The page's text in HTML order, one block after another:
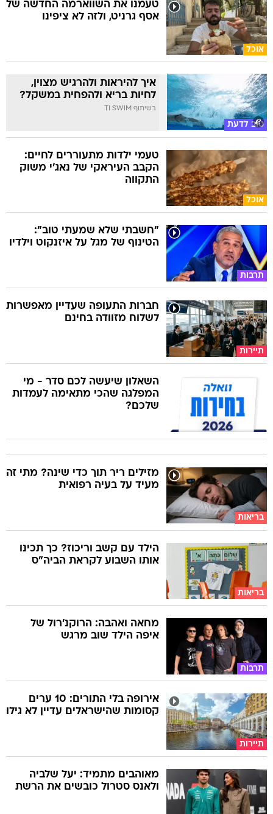
אוכל
טעמנו את השווארמה החדשה של
אסף גרניט, ולזה לא ציפינו
טוב לדעת
איך להיראות ולהרגיש מצוין,
לחיות בריא ולהפחית במשקל?
בשיתוף TI SWIM
אוכל
טעמי ילדות מתעוררים לחיים:
הקבב העיראקי של נאג׳י משוק
התקווה
תרבות
"חשבתי שלא שמעתי טוב":
הטינוף של מגל על איזנקוט וילדיו
תיירות
חברות התעופה שעדיין מאפשרות
לשלוח מזוודה בחינם
השאלון שיעשה לכם סדר - מי
המפלגה שהכי מתאימה לעמדות
שלכם?
בריאות
מזילים ריר תוך כדי שינה? מתי זה
מעיד על בעיה רפואית
בריאות
הילד עם קשב וריכוז? כך תכינו
אותו השבוע לקראת הביה"ס
תרבות
מחאה ואהבה: הרוקנ'רול של
איפה הילד שוב מרגש
תיירות
אירופה בלי התורים: 10 ערים
קסומות שהישראלים עדיין לא גילו
מאוהבים מתמיד: יעל שלביה
ולאנס סטרול כובשים את הרשת